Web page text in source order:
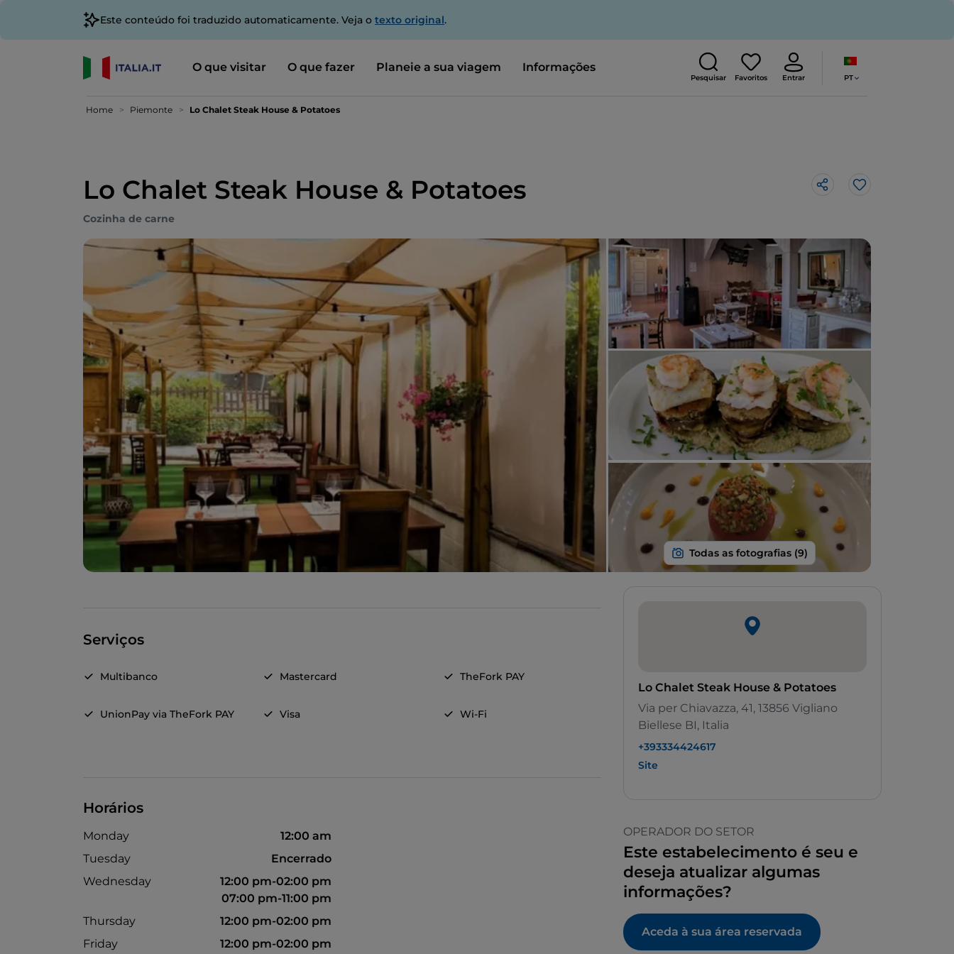
Este conteúdo foi traduzido automaticamente. Veja o texto original.
O que visitar O que fazer Planeie a sua viagem Informações
Pesquisar Favoritos Entrar PT
Home Piemonte Lo Chalet Steak House & Potatoes
Lo Chalet Steak House & Potatoes Gosto
Cozinha de carne
Serviços
Multibanco Mastercard TheFork PAY
UnionPay via TheFork PAY Visa Wi-Fi
Horários
Monday
12:00 am
Tuesday
Encerrado
Wednesday
12:00 pm-02:00 pm
07:00 pm-11:00 pm
Thursday
12:00 pm-02:00 pm
Friday
12:00 pm-02:00 pm
Lo Chalet Steak House & Potatoes
Via per Chiavazza, 41, 13856 Vigliano
Biellese BI, Italia
+393334424617
Site
OPERADOR DO SETOR
Este estabelecimento é seu e
deseja atualizar algumas
informações?
Aceda à sua área reservada